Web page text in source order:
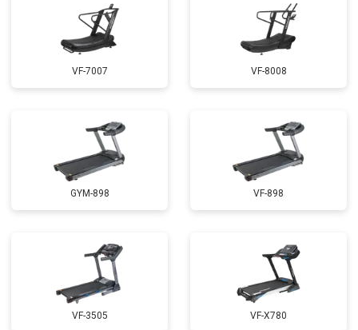
VF-7007 VF-8008
GYM-898 VF-898
VF-3505 VF-X780